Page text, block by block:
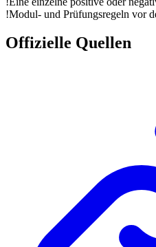
!Modul- und Prüfungsregeln vor
Offizielle Quellen